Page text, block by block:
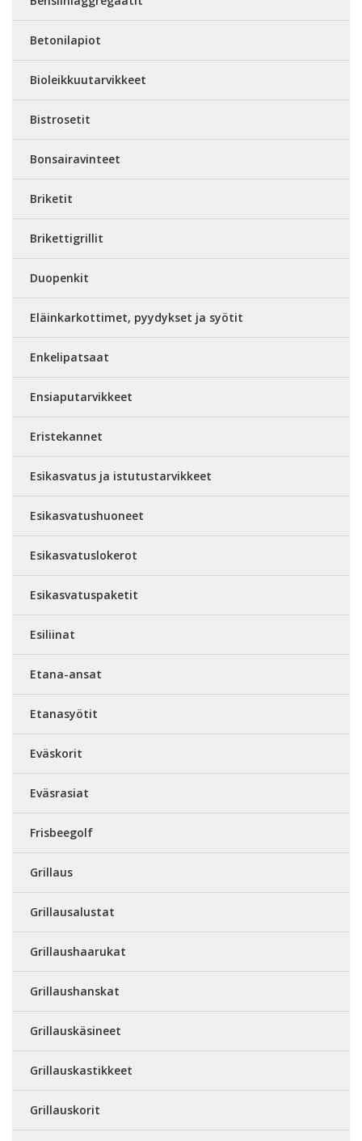
Betonilapiot
Bioleikkuutarvikkeet
Bistrosetit
Bonsairavinteet
Briketit
Brikettigrillit
Duopenkit
Eläinkarkottimet, pyydykset ja syötit
Enkelipatsaat
Ensiaputarvikkeet
Eristekannet
Esikasvatus ja istutustarvikkeet
Esikasvatushuoneet
Esikasvatuslokerot
Esikasvatuspaketit
Esiliinat
Etana-ansat
Etanasyötit
Eväskorit
Eväsrasiat
Frisbeegolf
Grillaus
Grillausalustat
Grillaushaarukat
Grillaushanskat
Grillauskäsineet
Grillauskastikkeet
Grillauskorit